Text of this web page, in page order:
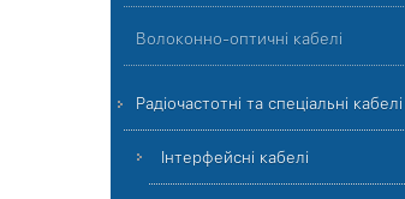
Волоконно-оптичні кабелі
Радіочастотні та спеціальні кабелі
Інтерфейсні кабелі